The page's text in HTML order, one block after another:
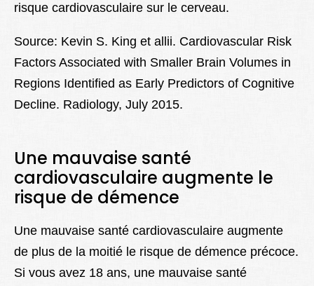
risque cardiovasculaire sur le cerveau.
Source: Kevin S. King et allii. Cardiovascular Risk
Factors Associated with Smaller Brain Volumes in
Regions Identified as Early Predictors of Cognitive
Decline. Radiology, July 2015.
Une mauvaise santé
cardiovasculaire augmente le
risque de démence
Une mauvaise santé cardiovasculaire augmente
de plus de la moitié le risque de démence précoce.
Si vous avez 18 ans, une mauvaise santé